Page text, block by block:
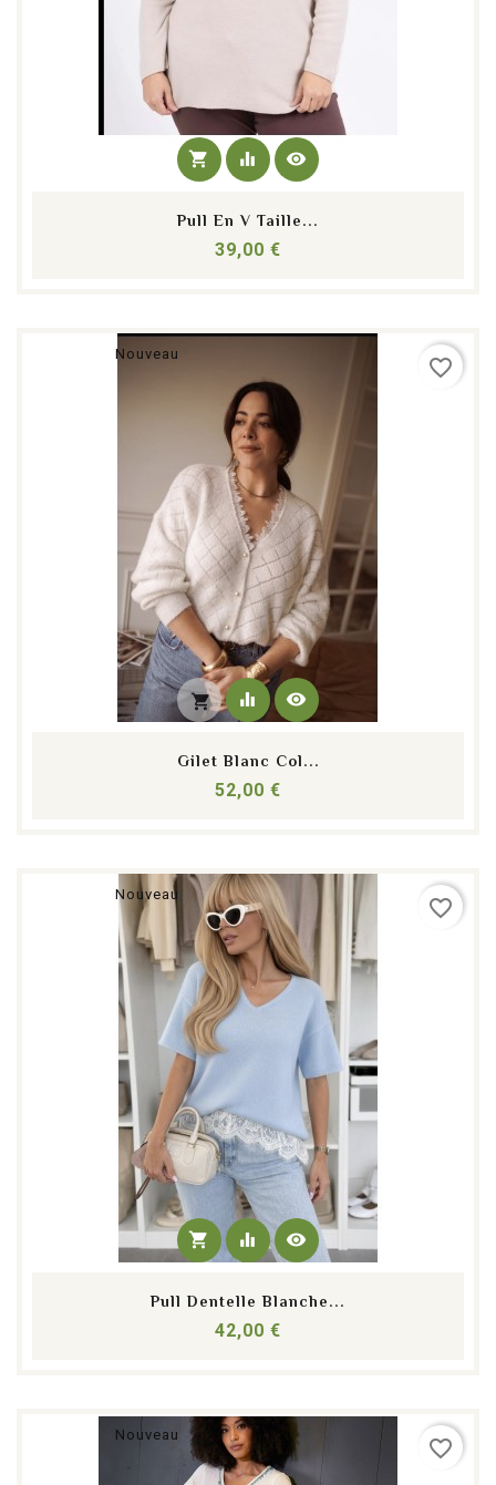
shopping_cart equalizer visibility
Pull En V Taille...
39,00 €
Nouveau
shopping_cart equalizer visibility
Gilet Blanc Col...
52,00 €
favorite_border
Nouveau
shopping_cart equalizer visibility
Pull Dentelle Blanche...
42,00 €
favorite_border
Nouveau
favorite_border